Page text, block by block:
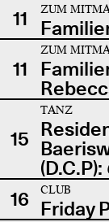
11
ZUM
11
ZUM
15
TANZ
(D.C.P):
16
CLUB
Friday